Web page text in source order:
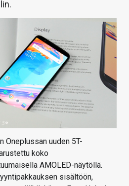
Oneplussan uuden 5T-
koko
AMOLED-näytöllä.
sisältöön,